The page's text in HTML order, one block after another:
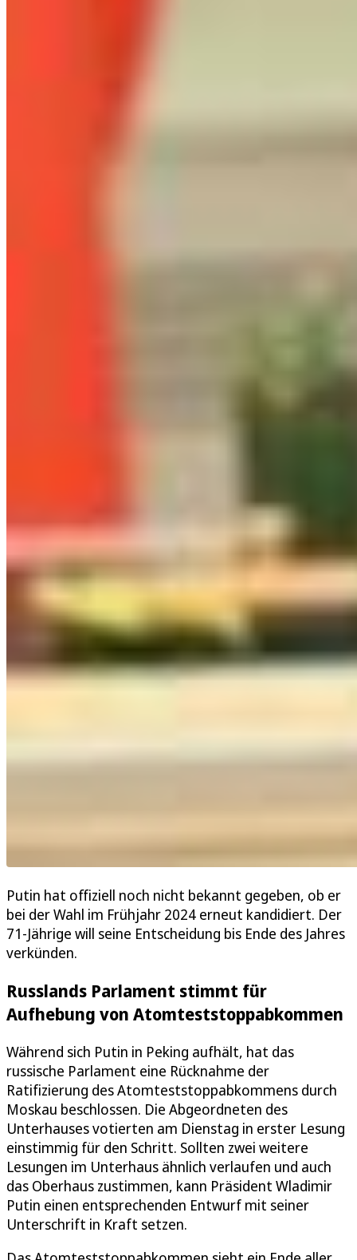
Putin hat offiziell noch nicht bekannt gegeben, ob er
bei der Wahl im Frühjahr 2024 erneut kandidiert. Der
71-Jährige will seine Entscheidung bis Ende des Jahres
verkünden.
Russlands Parlament stimmt für
Aufhebung von Atomteststoppabkommen
Während sich Putin in Peking aufhält, hat das
russische Parlament eine Rücknahme der
Ratifizierung des Atomteststoppabkommens durch
Moskau beschlossen. Die Abgeordneten des
Unterhauses votierten am Dienstag in erster Lesung
einstimmig für den Schritt. Sollten zwei weitere
Lesungen im Unterhaus ähnlich verlaufen und auch
das Oberhaus zustimmen, kann Präsident Wladimir
Putin einen entsprechenden Entwurf mit seiner
Unterschrift in Kraft setzen.